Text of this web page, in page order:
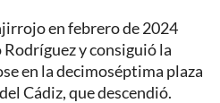
en febrero de 2024
y consiguió la
en la decimoséptima plaza
Cádiz, que descendió.